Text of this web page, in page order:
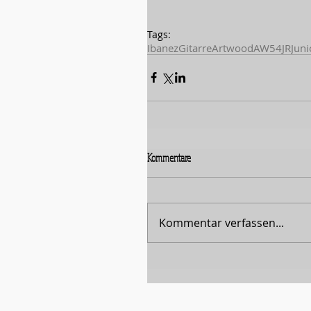
Tags:
IbanezGitarreArtwoodAW54JR
Kommentare
Kommentar verfassen...